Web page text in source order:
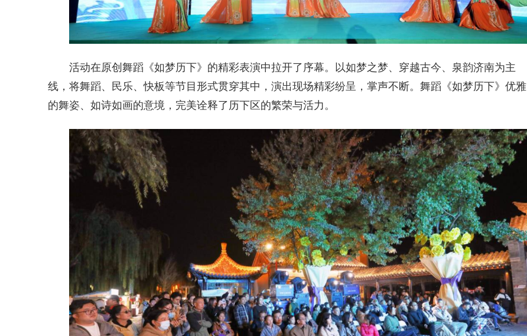
活动在原创舞蹈《如梦历下》的精彩表演中拉开了序幕。以如梦之梦、穿越古今、泉韵济南为主
线，将舞蹈、民乐、快板等节目形式贯穿其中，演出现场精彩纷呈，掌声不断。舞蹈《如梦历下》优雅
的舞姿、如诗如画的意境，完美诠释了历下区的繁荣与活力。